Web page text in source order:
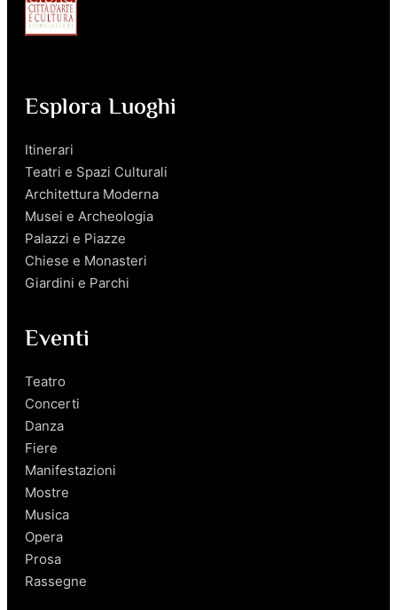
Esplora Luoghi
Itinerari
Teatri e Spazi Culturali
Architettura Moderna
Musei e Archeologia
Palazzi e Piazze
Chiese e Monasteri
Giardini e Parchi
Eventi
Teatro
Concerti
Danza
Fiere
Manifestazioni
Mostre
Musica
Opera
Prosa
Rassegne